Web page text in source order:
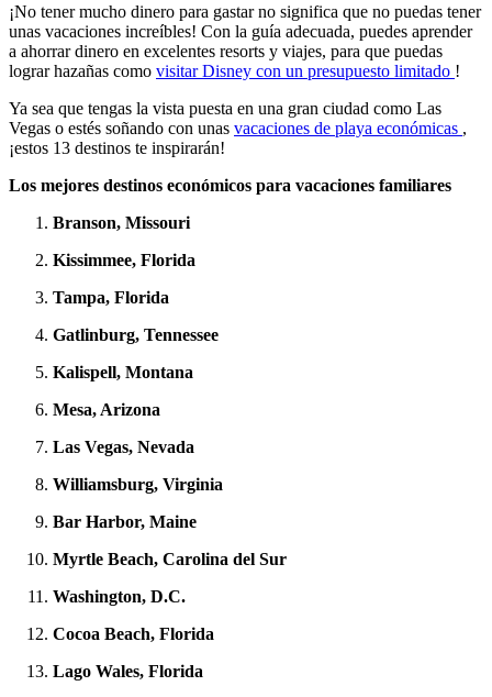
¡No tener mucho dinero para gastar no significa que no puedas tener
unas vacaciones increíbles! Con la guía adecuada, puedes aprender
a ahorrar dinero en excelentes resorts y viajes, para que puedas
lograr hazañas como visitar Disney con un presupuesto limitado !
Ya sea que tengas la vista puesta en una gran ciudad como Las
Vegas o estés soñando con unas vacaciones de playa económicas ,
¡estos 13 destinos te inspirarán!
Los mejores destinos económicos para vacaciones familiares
Branson, Missouri
Kissimmee, Florida
Tampa, Florida
Gatlinburg, Tennessee
Kalispell, Montana
Mesa, Arizona
Las Vegas, Nevada
Williamsburg, Virginia
Bar Harbor, Maine
Myrtle Beach, Carolina del Sur
Washington, D.C.
Cocoa Beach, Florida
Lago Wales, Florida